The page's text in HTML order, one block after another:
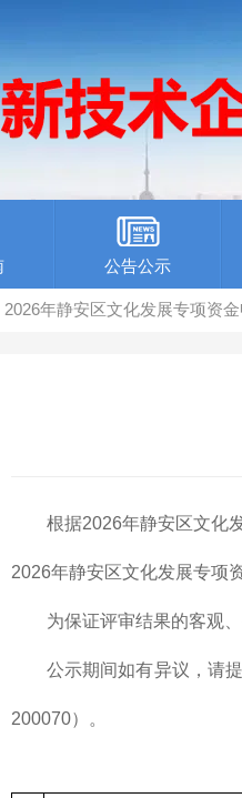
公告公示
2026年静安区文化发展专项资
根据2026年静安区文化
2026年静安区文化发展专项
为保证评审结果的客观
公示期间如有异议，请
200070）。